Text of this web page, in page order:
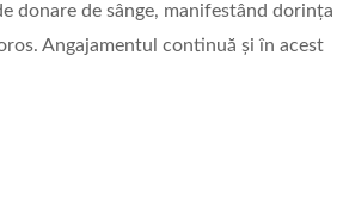
donare de sânge, manifestând dorința
Angajamentul continuă și în acest